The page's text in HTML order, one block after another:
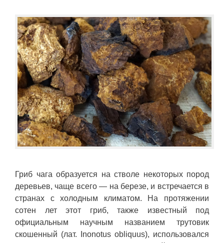
Гриб чага образуется на стволе некоторых пород
деревьев, чаще всего — на березе, и встречается в
странах с холодным климатом. На протяжении
сотен лет этот гриб, также известный под
официальным научным названием трутовик
скошенный (лат. Inonotus obliquus), использовался